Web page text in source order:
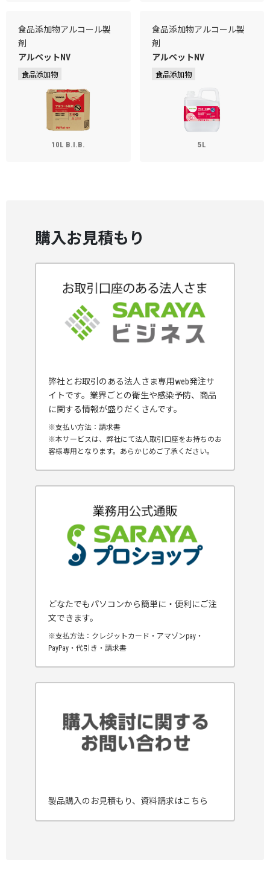
食品添加物アルコール製
剤
アルペットNV
食品添加物
10L B.I.B.
食品添加物アルコール製
剤
アルペットNV
食品添加物
5L
購入お見積もり
弊社とお取引のある法人さま専用web発注サ
イトです。業界ごとの衛生や感染予防、商品
に関する情報が盛りだくさんです。
※支払い方法：請求書
※本サービスは、弊社にて法人取引口座をお持ちのお
客様専用となります。あらかじめご了承ください。
どなたでもパソコンから簡単に・便利にご注
文できます。
※支払方法：クレジットカード・アマゾンpay・
PayPay・代引き・請求書
製品購入のお見積もり、資料請求はこちら